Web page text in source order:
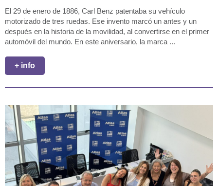
El 29 de enero de 1886, Carl Benz patentaba su vehículo
motorizado de tres ruedas. Ese invento marcó un antes y un
después en la historia de la movilidad, al convertirse en el primer
automóvil del mundo. En este aniversario, la marca ...
+ info